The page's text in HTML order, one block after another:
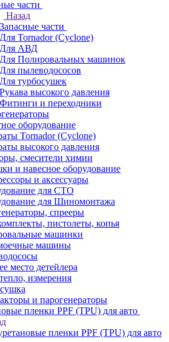
части
Назад
Запасные части
Для Tornador (Cyclone)
Для АВД
Для Полировальных машинок
Для пылеводососов
Для турбосушек
Рукава высокого давления
Фитинги и переходники
оборудование
Tornador (Cyclone)
высокого давления
смесители химии
и навесное оборудование
и аксессуары
для СТО
для Шиномонтажа
спрееры
пистолеты, копья
машинки
машины
место детейлера
измерения
и парогенераторы
пленки PPF (TPU) для авто
пленки PPF (TPU) для авто